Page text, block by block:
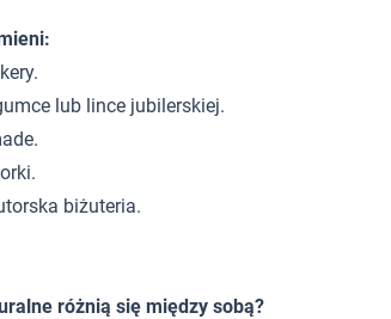
lub lince jubilerskiej.
biżuteria.
różnią się między sobą?